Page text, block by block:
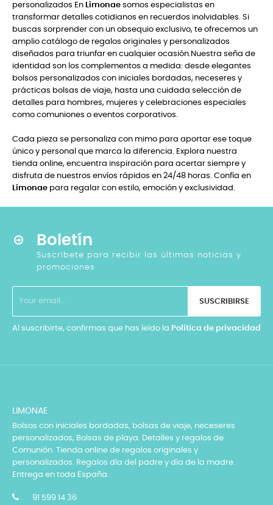
personalizados En
Limonae somos especialistas en
transformar detalles cotidianos en recuerdos inolvidables. Si
buscas sorprender con un obsequio exclusivo, te ofrecemos un
amplio catálogo de regalos originales y personalizados
diseñados para triunfar en cualquier ocasión.Nuestra seña de
identidad son los complementos a medida: desde elegantes
bolsos personalizados con iniciales bordadas, neceseres y
prácticas bolsas de viaje, hasta una cuidada selección de
detalles para hombres, mujeres y celebraciones especiales
como comuniones o eventos corporativos.
Cada pieza se personaliza con mimo para aportar ese toque
único y personal que marca la diferencia. Explora nuestra
tienda online, encuentra inspiración para acertar siempre y
disfruta de nuestros envíos rápidos en 24/48 horas. Confía en
Limonae para regalar con estilo, emoción y exclusividad.
Boletín
Suscríbete para recibir las últimas noticias y
promociones
SUSCRIBIRSE
Al suscribirte, confirmas que has leído la Política de privacidad
LIMONAE
Bolsos con iniciales bordadas, bolsas de viaje, neceseres
personalizados, Bolsas de playa. Detalles y regalos de
Comunión. Tienda online de regalos originales y
personalizados. Regalos día del padre y día de la madre.
Entrega en toda España.
91 599 14 36